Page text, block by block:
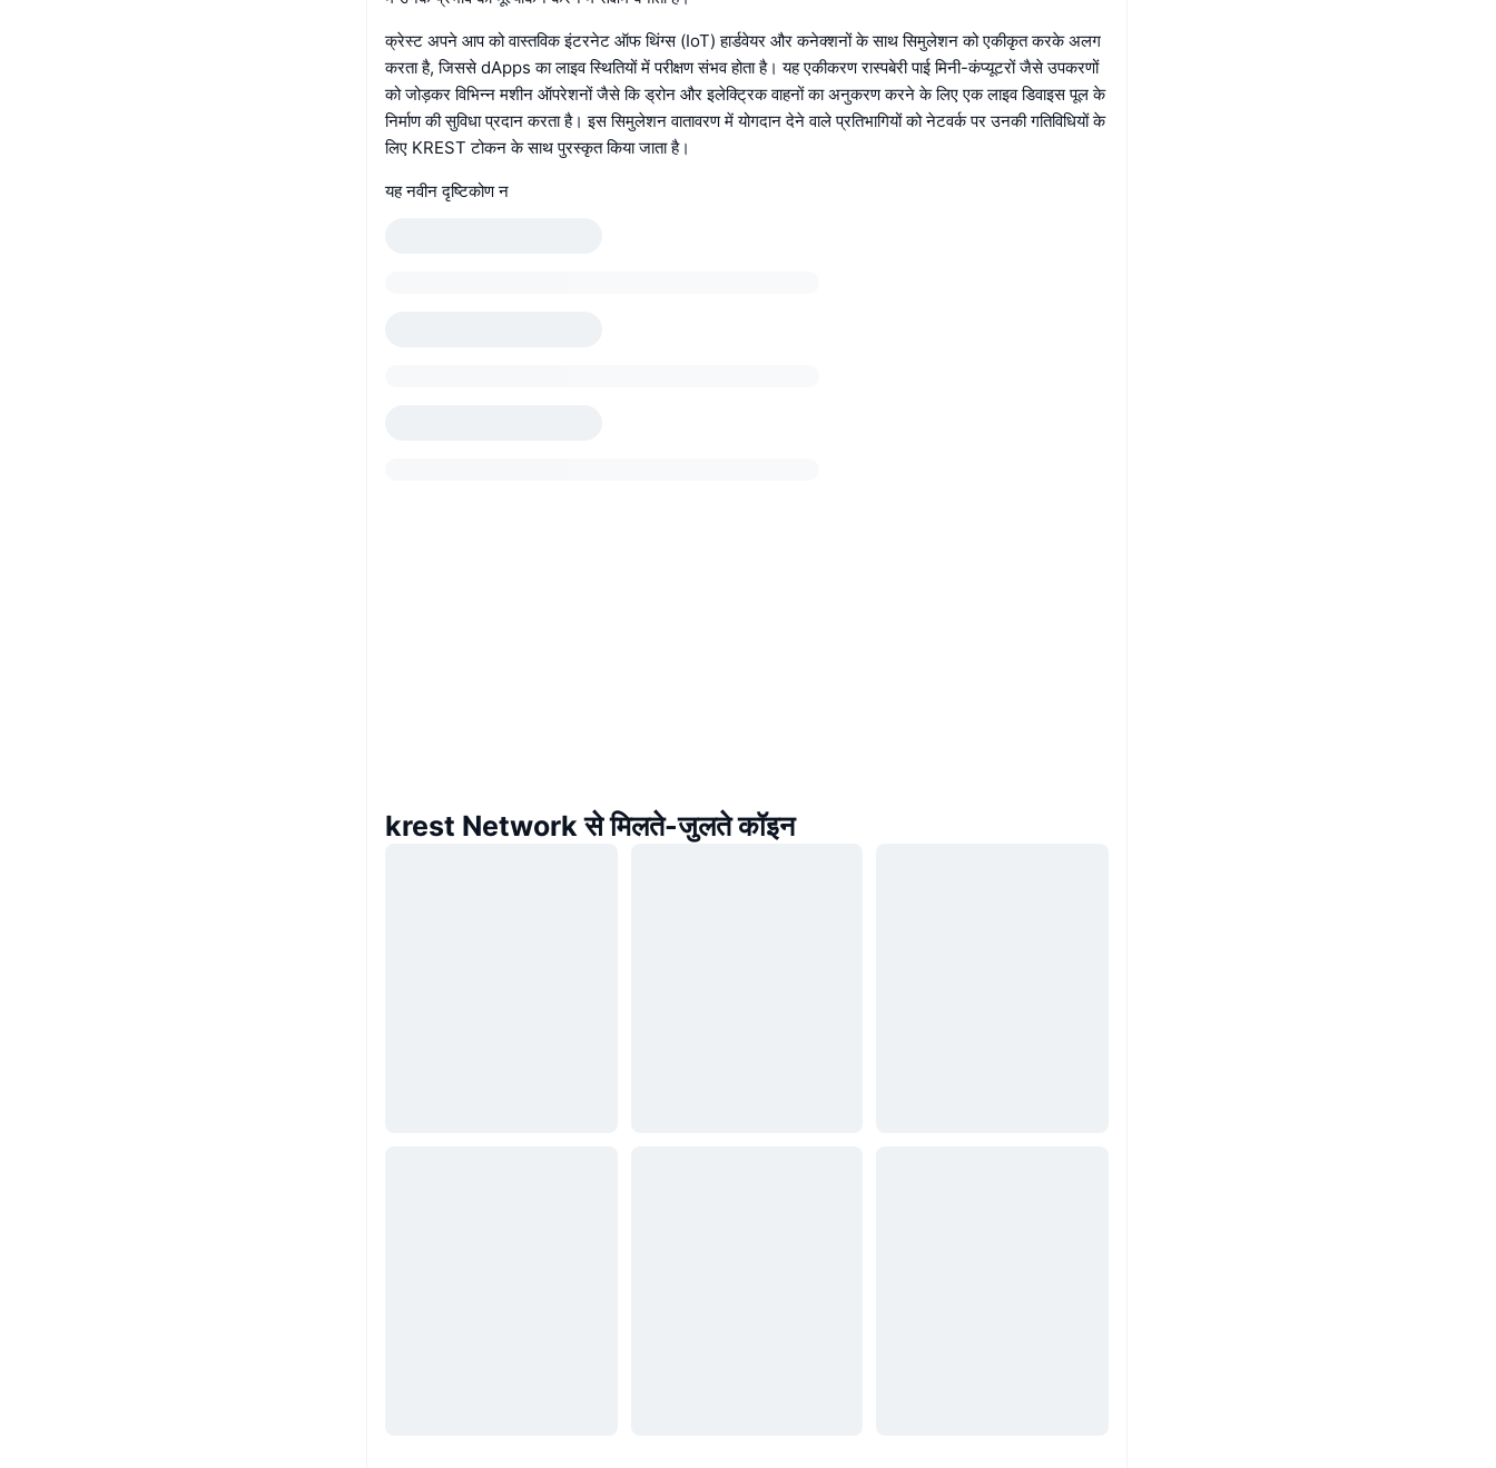
क्रेस्ट अपने आप को वास्तविक इंटरनेट ऑफ थिंग्स (IoT) हार्डवेयर और कनेक्शनों के साथ सिमुलेशन को एकीकृत करके अलग
करता है, जिससे dApps का लाइव स्थितियों में परीक्षण संभव होता है। यह एकीकरण रास्पबेरी पाई मिनी-कंप्यूटरों जैसे उपकरणों
को जोड़कर विभिन्न मशीन ऑपरेशनों जैसे कि ड्रोन और इलेक्ट्रिक वाहनों का अनुकरण करने के लिए एक लाइव डिवाइस पूल के
निर्माण की सुविधा प्रदान करता है। इस सिमुलेशन वातावरण में योगदान देने वाले प्रतिभागियों को नेटवर्क पर उनकी गतिविधियों के
लिए KREST टोकन के साथ पुरस्कृत किया जाता है।
यह नवीन दृष्टिकोण न
krest Network से मिलते-जुलते कॉइन